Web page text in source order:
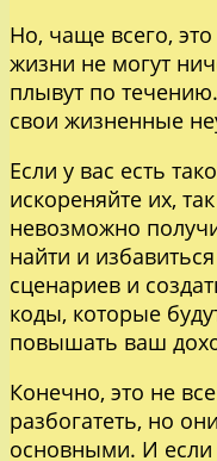
Но, чаще всего,
жизни не могут
плывут по
свои жизненные
Если у вас есть
искореняйте их,
невозможно
найти и
сценариев и
коды, которые
повышать ваш
Конечно, это не
разбогатеть, но
основными. И если